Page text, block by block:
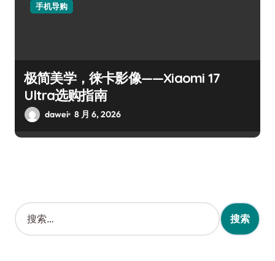
手机导购
极简美学，徕卡影像——Xiaomi 17
Ultra选购指南
dawei 8 月 6, 2026
搜
索
：